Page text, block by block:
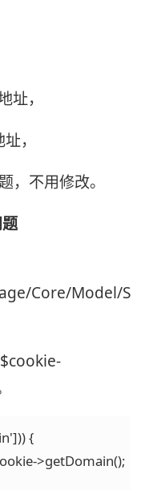
，
，
，不用修改。
Core/Model/
{
>getDomain();